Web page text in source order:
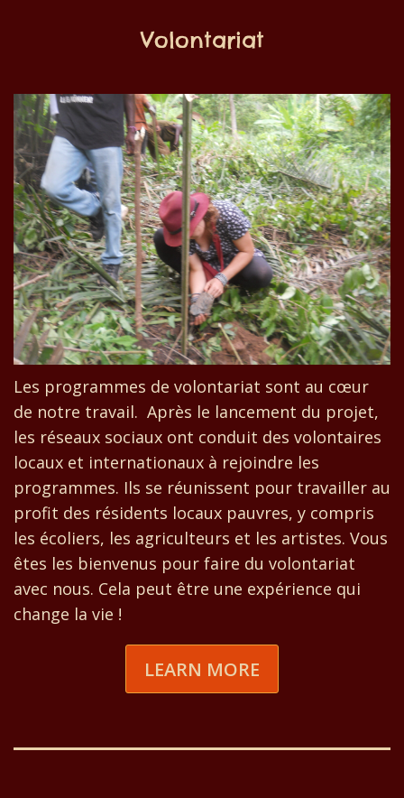
Volontariat
Les programmes de volontariat sont au cœur
de notre travail. Après le lancement du projet,
les réseaux sociaux ont conduit des volontaires
locaux et internationaux à rejoindre les
programmes. Ils se réunissent pour travailler au
profit des résidents locaux pauvres, y compris
les écoliers, les agriculteurs et les artistes. Vous
êtes les bienvenus pour faire du volontariat
avec nous. Cela peut être une expérience qui
change la vie !
LEARN MORE